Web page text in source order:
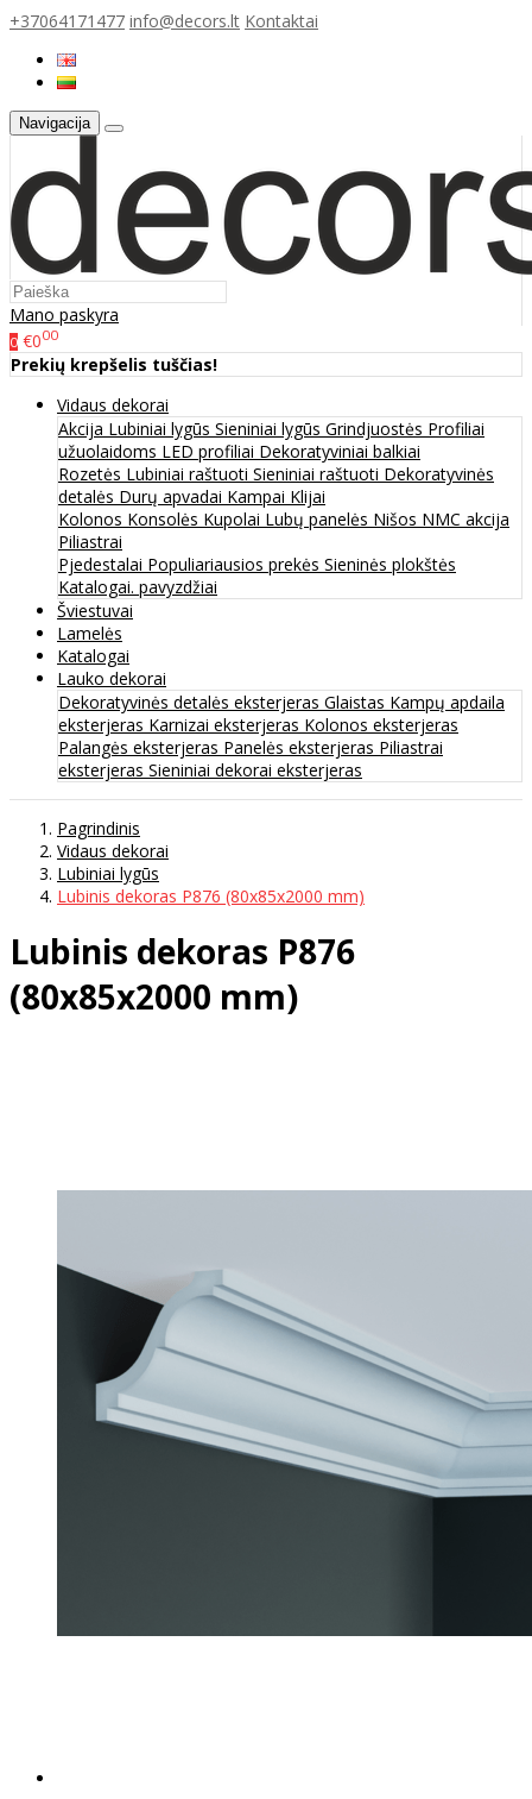
+37064171477 info@decors.lt Kontaktai
Navigacija
Mano paskyra
0 €000
Prekių krepšelis tuščias!
Vidaus dekorai
Akcija Lubiniai lygūs Sieniniai lygūs Grindjuostės Profiliai
užuolaidoms LED profiliai Dekoratyviniai balkiai
Rozetės Lubiniai raštuoti Sieniniai raštuoti Dekoratyvinės
detalės Durų apvadai Kampai Klijai
Kolonos Konsolės Kupolai Lubų panelės Nišos NMC akcija
Piliastrai
Pjedestalai Populiariausios prekės Sieninės plokštės
Katalogai. pavyzdžiai
Šviestuvai
Lamelės
Katalogai
Lauko dekorai
Dekoratyvinės detalės eksterjeras Glaistas Kampų apdaila
eksterjeras Karnizai eksterjeras Kolonos eksterjeras
Palangės eksterjeras Panelės eksterjeras Piliastrai
eksterjeras Sieniniai dekorai eksterjeras
Pagrindinis
Vidaus dekorai
Lubiniai lygūs
Lubinis dekoras P876 (80x85x2000 mm)
Lubinis dekoras P876
(80x85x2000 mm)